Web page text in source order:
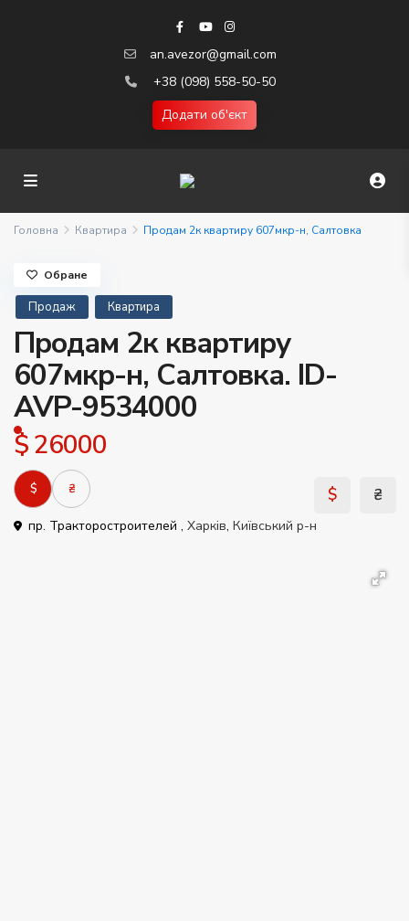
an.avezor@gmail.com
+38 (098) 558-50-50
Додати об'єкт
Головна Квартира Продам 2к квартиру 607мкр-н, Салтовка
Продаж Квартира
Продам 2к квартиру
607мкр-н, Салтовка. ID-
AVP-9534000
$ 26000
$ ₴
пр. Тракторостроителей , Харків, Київський р-н
Обране
$ ₴